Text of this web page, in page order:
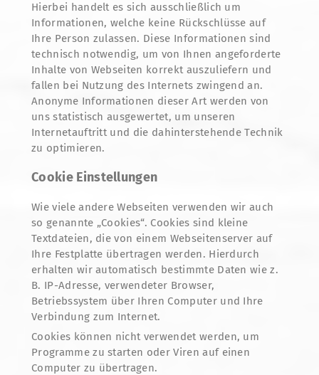
Hierbei handelt es sich ausschließlich um
Informationen, welche keine Rückschlüsse auf
Ihre Person zulassen. Diese Informationen sind
technisch notwendig, um von Ihnen angeforderte
Inhalte von Webseiten korrekt auszuliefern und
fallen bei Nutzung des Internets zwingend an.
Anonyme Informationen dieser Art werden von
uns statistisch ausgewertet, um unseren
Internetauftritt und die dahinterstehende Technik
zu optimieren.
Cookie Einstellungen
Wie viele andere Webseiten verwenden wir auch
so genannte „Cookies“. Cookies sind kleine
Textdateien, die von einem Webseitenserver auf
Ihre Festplatte übertragen werden. Hierdurch
erhalten wir automatisch bestimmte Daten wie z.
B. IP-Adresse, verwendeter Browser,
Betriebssystem über Ihren Computer und Ihre
Verbindung zum Internet.
Cookies können nicht verwendet werden, um
Programme zu starten oder Viren auf einen
Computer zu übertragen.